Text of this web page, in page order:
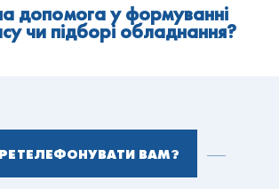
допомога у формуванні
чи підборі обладнання?
ВАМ?